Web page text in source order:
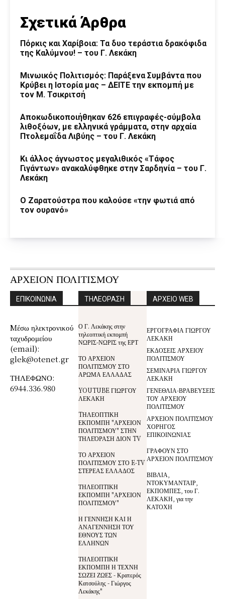
Σχετικά Άρθρα
Πόρκις και Χαρίβοια: Τα δυο τεράστια δρακόφιδα
της Καλύμνου! – του Γ. Λεκάκη
Μινωικός Πολιτισμός: Παράξενα Συμβάντα που
Κρύβει η Ιστορία μας – ΔΕΙΤΕ την εκπομπή με
τον Μ. Τσικριτσή
Αποκωδικοποιήθηκαν 626 επιγραφές-σύμβολα
λιθοξόων, με ελληνικά γράμματα, στην αρχαία
Πτολεμαΐδα Λιβύης – του Γ. Λεκάκη
Κι άλλος άγνωστος μεγαλιθικός «Τάφος
Γιγάντων» ανακαλύφθηκε στην Σαρδηνία – του Γ.
Λεκάκη
Ο Ζαρατούστρα που καλούσε «την φωτιά από
τον ουρανό»
ΑΡΧΕΙΟΝ ΠΟΛΙΤΙΣΜΟΥ
ΕΠΙΚΟΙΝΩΝΙΑ
Mέσω ηλεκτρονικού
ταχυδρομείου
(email):
glek@otenet.gr
ΤΗΛΕΦΩΝΟ:
6944.336.980
ΤΗΛΕΟΡΑΣΗ
Ο Γ. Λεκάκης στην
τηλεοπτική εκπομπή
ΝΩΡΙΣ-ΝΩΡΙΣ της ΕΡΤ
ΤΟ ΑΡΧΕΙΟΝ
ΠΟΛΙΤΙΣΜΟΥ ΣΤΟ
ΑΡΩΜΑ ΕΛΛΑΔΑΣ
YOUTUBE ΓΙΩΡΓΟΥ
ΛΕΚΑΚΗ
TΗΛΕΟΠΤΙΚΗ
ΕΚΠΟΜΠΗ "ΑΡΧΕΙΟΝ
ΠΟΛΙΤΙΣΜΟΥ" ΣΤΗΝ
ΤΗΛΕΌΡΑΣΗ ΔΙΟΝ TV
ΤΟ ΑΡΧΕΙΟΝ
ΠΟΛΙΤΙΣΜΟΥ ΣΤΟ E-TV
ΣΤΕΡΕΑΣ ΕΛΛΑΔΟΣ
ΤΗΛΕΟΠΤΙΚΗ
ΕΚΠΟΜΠΗ "ΑΡΧΕΙΟΝ
ΠΟΛΙΤΙΣΜΟΥ"
Η ΓΕΝΝΗΣΗ ΚΑΙ Η
ΑΝΑΓΕΝΝΗΣΗ ΤΟΥ
ΕΘΝΟΥΣ ΤΩΝ
ΕΛΛΗΝΩΝ
ΤΗΛΕΟΠΤΙΚΗ
ΕΚΠΟΜΠΗ Η ΤΕΧΝΗ
ΣΩΖΕΙ ΖΩΕΣ - Κρατερός
Κατσούλης - Γιώργος
Λεκάκης"
ΑΡΧΕΙΟ WEB
ΕΡΓΟΓΡΑΦΙΑ ΓΙΩΡΓΟΥ
ΛΕΚΑΚΗ
ΕΚΔΟΣΕΙΣ ΑΡΧΕΙΟΥ
ΠΟΛΙΤΙΣΜΟΥ
ΣΕΜΙΝΑΡΙΑ ΓΙΩΡΓΟΥ
ΛΕΚΑΚΗ
ΓΕΝΕΘΛΙΑ-ΒΡΑΒΕΥΣΕΙΣ
ΤΟΥ ΑΡΧΕΙΟΥ
ΠΟΛΙΤΙΣΜΟΥ
ΑΡΧΕΙΟΝ ΠΟΛΙΤΙΣΜΟΥ
ΧΟΡΗΓΟΣ
ΕΠΙΚΟΙΝΩΝΙΑΣ
ΓΡΑΦΟΥΝ ΣΤΟ
ΑΡΧΕΙΟΝ ΠΟΛΙΤΙΣΜΟΥ
ΒΙΒΛΙΑ,
ΝΤΟΚΥΜΑΝΤΑΙΡ,
ΕΚΠΟΜΠΕΣ, του Γ.
ΛΕΚΑΚΗ, για την
ΚΑΤΟΧΗ